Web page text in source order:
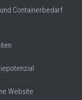
Containerbedarf
Website